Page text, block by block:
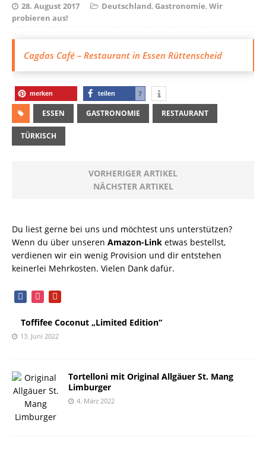
28. August 2017 Deutschland, Gastronomie, Wir
probieren aus!
Cagdas Café – Restaurant in Essen Rüttenscheid
merken teilen 7
ESSEN GASTRONOMIE RESTAURANT
TÜRKISCH
VORHERIGER ARTIKEL
NÄCHSTER ARTIKEL
Du liest gerne bei uns und möchtest uns unterstützen?
Wenn du über unseren Amazon-Link etwas bestellst,
verdienen wir ein wenig Provision und dir entstehen
keinerlei Mehrkosten. Vielen Dank dafür.
facebookinstagram
pinterest
Toffifee Coconut „Limited Edition“
13. Juni 2022
Tortelloni mit Original Allgäuer St. Mang
Limburger
4. März 2022